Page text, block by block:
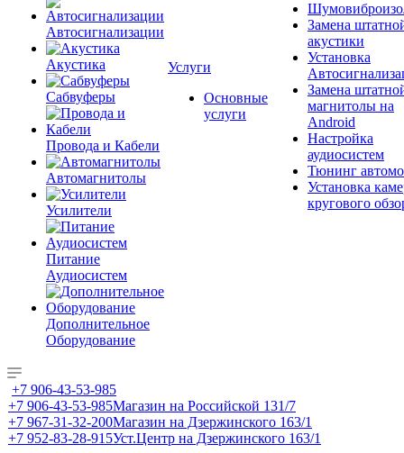
Автосигнализации
Акустика
Сабвуферы
Провода и Кабели
Автомагнитолы
Усилители
Питание
Аудиосистем
Дополнительное
Оборудование
Услуги
Основные
услуги
Замена
акустики
Установка
Замена
магнитолы на
Android
Настройка
аудиосистем
Тюнинг
Установка
кругового
+7 906-43-53-985
+7 906-43-53-985Магазин на Российской 131/7
+7 967-31-32-200Магазин на Дзержинского 163/1
+7 952-83-28-915Уст.Центр на Дзержинского 163/1